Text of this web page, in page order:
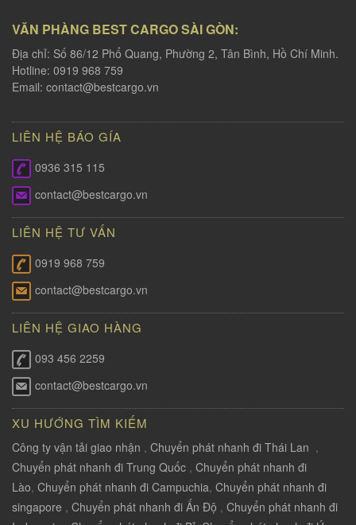
VĂN PHÀNG BEST CARGO SÀI GÒN:
Địa chỉ: Số 86/12 Phổ Quang, Phường 2, Tân Bình, Hồ Chí Minh.
Hotline: 0919 968 759
Email: contact@bestcargo.vn
LIÊN HỆ BÁO GÍA
0936 315 115
contact@bestcargo.vn
LIÊN HỆ TƯ VẤN
0919 968 759
contact@bestcargo.vn
LIÊN HỆ GIAO HÀNG
093 456 2259
contact@bestcargo.vn
XU HƯỚNG TÌM KIẾM
Công ty vận tải giao nhận , Chuyển phát nhanh đi Thái Lan ,
Chuyển phát nhanh đi Trung Quốc , Chuyển phát nhanh đi
Lào, Chuyển phát nhanh đi Campuchia, Chuyển phát nhanh đi
singapore , Chuyển phát nhanh đi Ấn Độ , Chuyển phát nhanh đi